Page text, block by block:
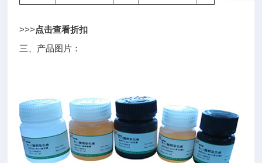
>>>点击查看折扣
三、产品图片：